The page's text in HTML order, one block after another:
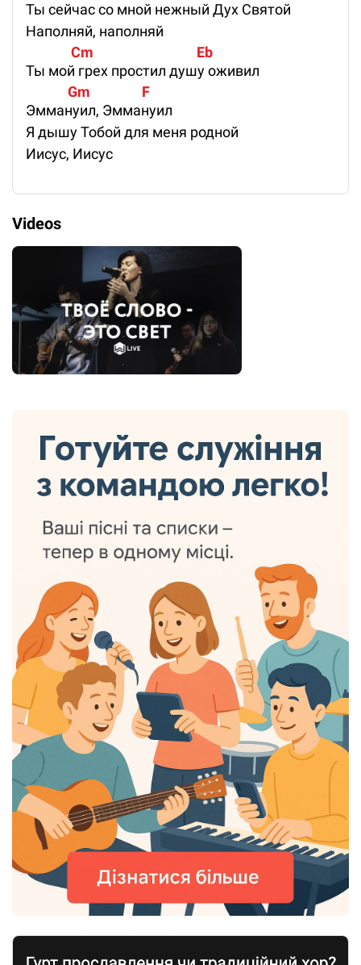
Ты сейчас со мной нежный Дух Святой
Наполняй, наполняй
              Cm                                Eb
Ты мой грех простил душу оживил
             Gm                F
Эммануил, Эммануил
Я дышу Тобой для меня родной
Иисус, Иисус
Videos